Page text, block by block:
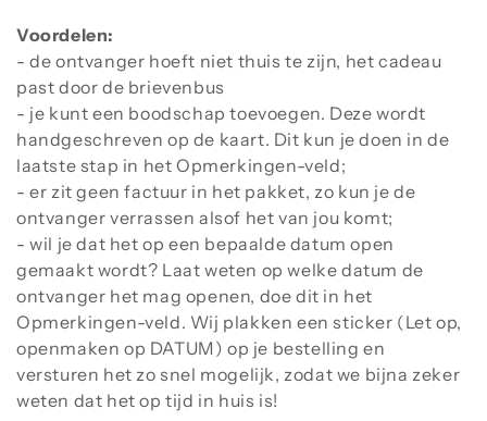
e
:
Voordelen:
- de ontvanger hoeft niet thuis te zijn, het cadeau
past door de brievenbus
- je kunt een boodschap toevoegen. Deze wordt
handgeschreven op de kaart. Dit kun je doen in de
laatste stap in het Opmerkingen-veld;
- er zit geen factuur in het pakket, zo kun je de
ontvanger verrassen alsof het van jou komt;
- wil je dat het op een bepaalde datum open
gemaakt wordt? Laat weten op welke datum de
ontvanger het mag openen, doe dit in het
Opmerkingen-veld. Wij plakken een sticker (Let op,
openmaken op DATUM) op je bestelling en
versturen het zo snel mogelijk, zodat we bijna zeker
weten dat het op tijd in huis is!